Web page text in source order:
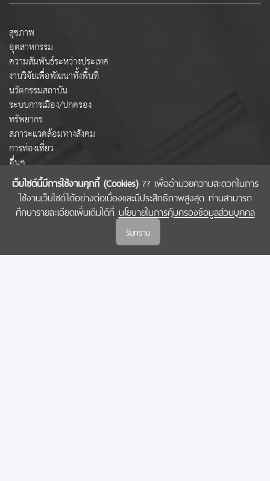
เว็บไซต์นี้มีการใช้งานคุกกี้ (Cookies)?? เพื่ออำนวยความสะดวกในการ
ใช้งานเว็บไซต์ได้อย่างต่อเนื่องและมีประสิทธิภาพสูงสุด ท่านสามารถ
ศึกษารายละเอียดเพิ่มเติมได้ที่ นโยบายในการคุ้มครองข้อมูลส่วนบุคคล
รับทราบ
สุขภาพ
อุตสาหกรรม
ความสัมพันธ์ระหว่างประเทศ
งานวิจัยเพื่อพัฒนาทั้งพื้นที่
นวัตกรรมสถาบัน
ระบบการเมือง/ปกครอง
ทรัพยากร
สภาวะแวดล้อมทางสังคม
การท่องเที่ยว
อื่นๆ
COPYRIGHT © 2022 สำนักงานคณะกรรมการส่งเสริมวิทยาศาสตร์ วิจัยและนวัตกรรม
(สกสว.)
นโยบายในการคุ้มครองข้อมูลส่วนบุคคล